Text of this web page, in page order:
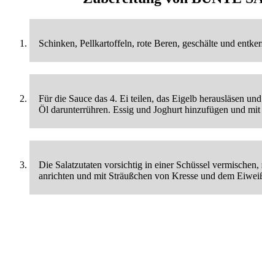
Schinken, Pellkartoffeln, rote Beren, geschälte und
Für die Sauce das 4. Ei teilen, das Eigelb herausläsen
Öl darunterrühren. Essig und Joghurt hinzufügen und
Die Salatzutaten vorsichtig in einer Schüssel
anrichten und mit Sträußchen von Kresse und dem